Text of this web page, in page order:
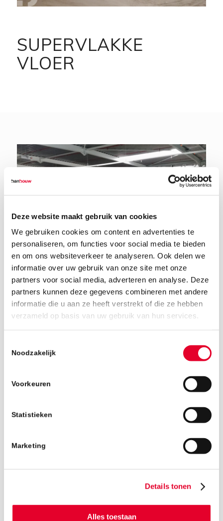
Deze website maakt gebruik van cookies
We gebruiken cookies om content en advertenties te
personaliseren, om functies voor social media te bieden
en om ons websiteverkeer te analyseren. Ook delen we
informatie over uw gebruik van onze site met onze
partners voor social media, adverteren en analyse. Deze
partners kunnen deze gegevens combineren met andere
informatie die u aan ze heeft verstrekt of die ze hebben
verzameld op basis van uw gebruik van hun services.
Noodzakelijk
Voorkeuren
Statistieken
Marketing
Details tonen
Alles toestaan
SUPERVLAKKE
VLOER
25 juni 2019